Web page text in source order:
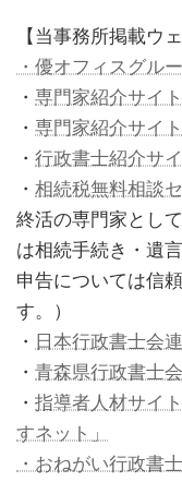
【当事務所掲載ウ
・優オフィスグル
・ 専門家紹介サイ
・ 専門家紹介サイ
・ 行政書士紹介サ
・ 相続税無料相談
終活の専門家とし
は相続手続き・遺
申告については信
す。）
・ 日本行政書士会
・ 青森県行政書士会
・ 指導者人材サイ
すネット」
・おねがい行政書士